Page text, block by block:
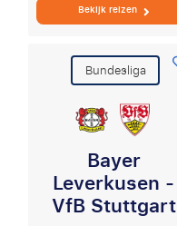
Bekijk reizen
Bundesliga
Bayer
Leverkusen -
VfB Stuttgart